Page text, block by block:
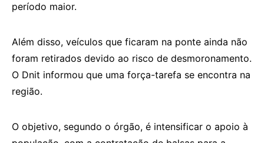
período maior.
Além disso, veículos que ficaram na ponte ainda não
foram retirados devido ao risco de desmoronamento.
O Dnit informou que uma força-tarefa se encontra na
região.
O objetivo, segundo o órgão, é intensificar o apoio à